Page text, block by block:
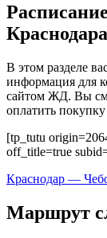
В этом разделе
информация для
сайтом ЖД. Вы
оплатить
[tp_tutu
off_title=true
Краснодар —
Маршрут